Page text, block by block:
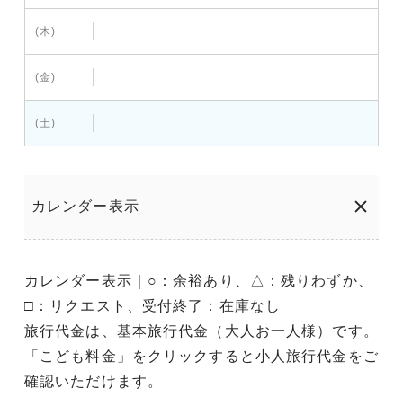
(木)
(金)
(土)
カレンダー表示
カレンダー表示｜○：余裕あり、△：残りわずか、
□：リクエスト、受付終了：在庫なし
旅行代金は、基本旅行代金（大人お一人様）です。
「こども料金」をクリックすると小人旅行代金をご
確認いただけます。